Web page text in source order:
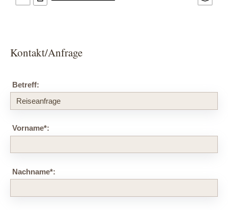
Kontakt/Anfrage
Betreff:
Vorname*:
Nachname*: